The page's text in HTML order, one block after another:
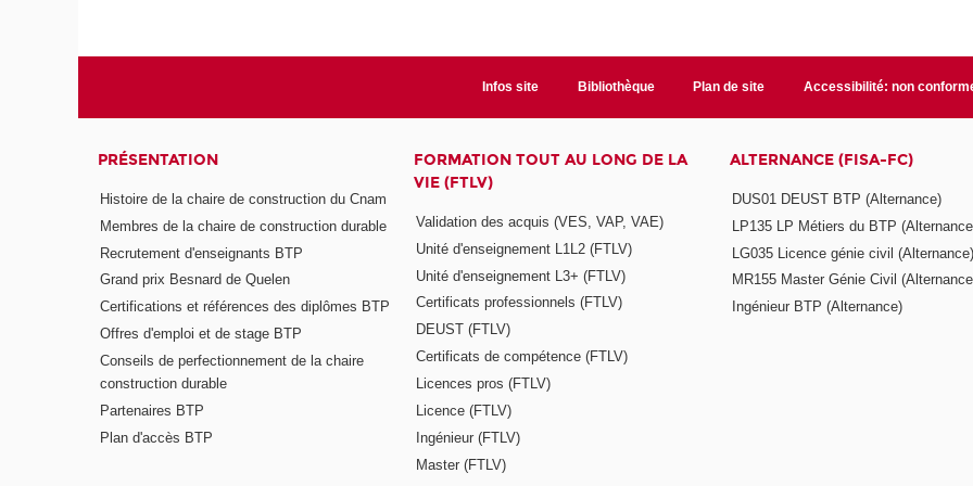
Infos site Bibliothèque Plan de site Accessibilité: non
PRÉSENTATION
Histoire de la chaire de construction du Cnam
Membres de la chaire de construction durable
Recrutement d'enseignants BTP
Grand prix Besnard de Quelen
Certifications et références des diplômes BTP
Offres d'emploi et de stage BTP
Conseils de perfectionnement de la chaire
construction durable
Partenaires BTP
Plan d'accès BTP
FORMATION TOUT AU LONG DE LA
VIE (FTLV)
Validation des acquis (VES, VAP, VAE)
Unité d'enseignement L1L2 (FTLV)
Unité d'enseignement L3+ (FTLV)
Certificats professionnels (FTLV)
DEUST (FTLV)
Certificats de compétence (FTLV)
Licences pros (FTLV)
Licence (FTLV)
Ingénieur (FTLV)
Master (FTLV)
ALTERNANCE (FISA-FC)
DUS01 DEUST BTP (Alternance)
LP135 LP Métiers du BTP
LG035 Licence génie civil (Alternance)
MR155 Master Génie Civil
Ingénieur BTP (Alternance)